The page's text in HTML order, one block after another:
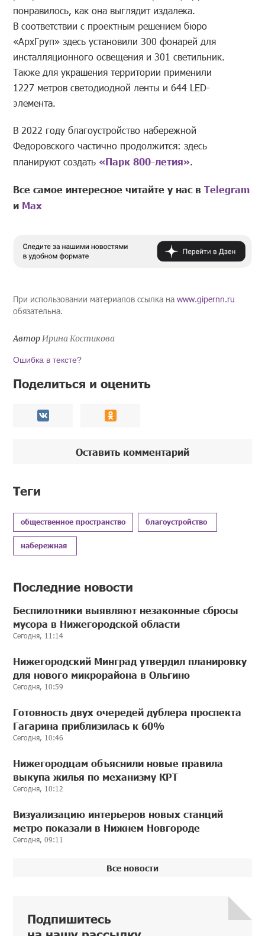
понравилось, как она выглядит издалека.
В соответствии с проектным решением бюро
«АрхГруп» здесь установили 300 фонарей для
инсталляционного освещения и 301 светильник.
Также для украшения территории применили
1227 метров светодиодной ленты и 644 LED-
элемента.
В 2022 году благоустройство набережной
Федоровского частично продолжится: здесь
планируют создать «Парк 800-летия».
Все самое интересное читайте у нас вTelegram
и Mах
При использовании материалов ссылка наwww.gipernn.ru
обязательна.
АвторИрина Костикова
Ошибка в тексте?
Поделиться и оценить
Оставить комментарий
Теги
общественное пространство благоустройство
набережная
Последние новости
Беспилотники выявляют незаконные сбросы
мусора в Нижегородской области
Сегодня, 11:14
Нижегородский Минград утвердил планировку
для нового микрорайона в Ольгино
Сегодня, 10:59
Готовность двух очередей дублера проспекта
Гагарина приблизилась к 60%
Сегодня, 10:46
Нижегородцам объяснили новые правила
выкупа жилья по механизму КРТ
Сегодня, 10:12
Визуализацию интерьеров новых станций
метро показали в Нижнем Новгороде
Сегодня, 09:11
Все новости
Подпишитесь